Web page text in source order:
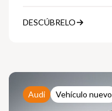
DESCÚBRELO
Audi Vehículo nuevo